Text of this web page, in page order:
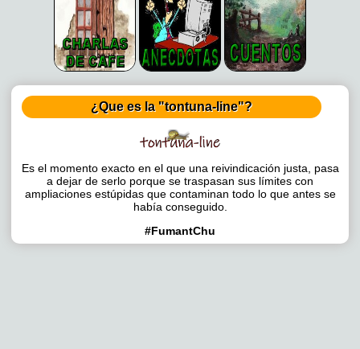
¿Que es la "tontuna-line"?
Es el momento exacto en el que una reivindicación justa, pasa
a dejar de serlo porque se traspasan sus límites con
ampliaciones estúpidas que contaminan todo lo que antes se
había conseguido.
#FumantChu